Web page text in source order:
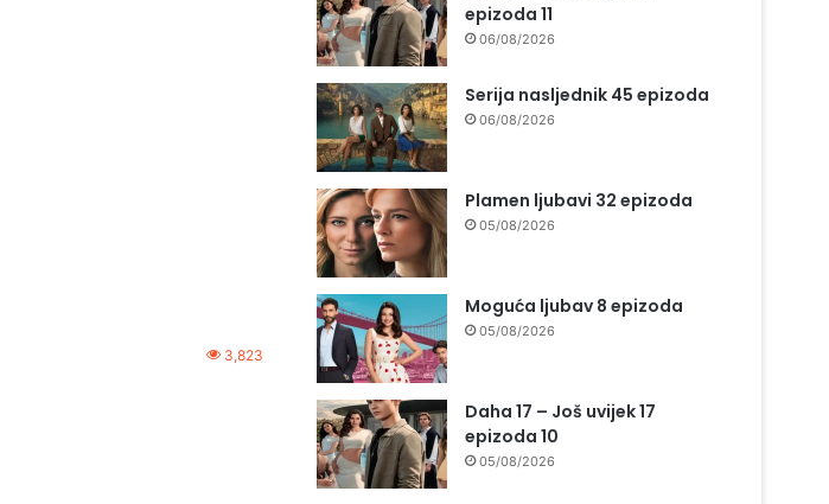
3,823
epizoda 11
06/08/2026
Serija nasljednik 45 epizoda
06/08/2026
Plamen ljubavi 32 epizoda
05/08/2026
Moguća ljubav 8 epizoda
05/08/2026
Daha 17 – Još uvijek 17
epizoda 10
05/08/2026